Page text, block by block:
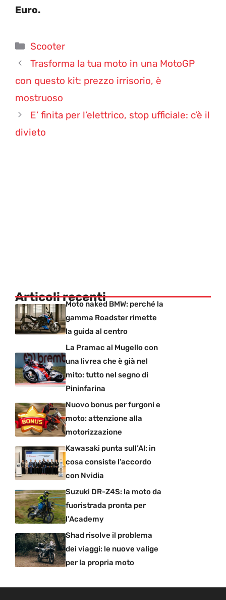
Euro.
Categorie
Scooter
Trasforma la tua moto in una MotoGP
con questo kit: prezzo irrisorio, è
mostruoso
E’ finita per l’elettrico, stop ufficiale: c’è il
divieto
Articoli recentiMoto naked BMW: perché la
gamma Roadster rimette
la guida al centro
La Pramac al Mugello con
una livrea che è già nel
mito: tutto nel segno di
Pininfarina
Nuovo bonus per furgoni e
moto: attenzione alla
motorizzazione
Kawasaki punta sull’AI: in
cosa consiste l’accordo
con Nvidia
Suzuki DR-Z4S: la moto da
fuoristrada pronta per
l’Academy
Shad risolve il problema
dei viaggi: le nuove valige
per la propria moto